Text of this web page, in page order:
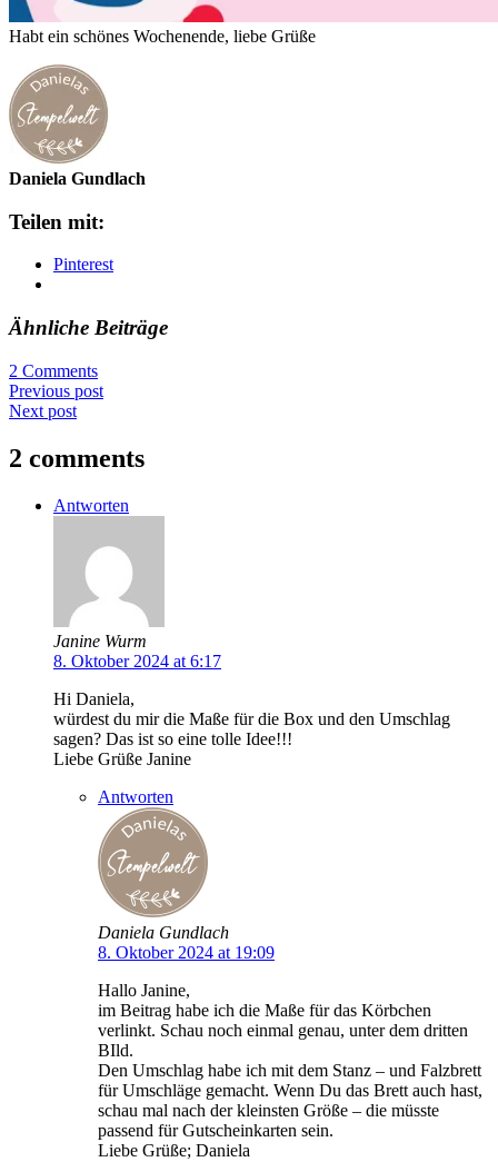
Habt ein schönes Wochenende, liebe Grüße
Daniela Gundlach
Teilen mit:
Pinterest
Ähnliche Beiträge
2 Comments
Previous post
Next post
2 comments
Antworten
Janine Wurm
8. Oktober 2024 at 6:17
Hi Daniela,
würdest du mir die Maße für die Box und den Umschlag
sagen? Das ist so eine tolle Idee!!!
Liebe Grüße Janine
Antworten
Daniela Gundlach
8. Oktober 2024 at 19:09
Hallo Janine,
im Beitrag habe ich die Maße für das Körbchen
verlinkt. Schau noch einmal genau, unter dem dritten
BIld.
Den Umschlag habe ich mit dem Stanz – und Falzbrett
für Umschläge gemacht. Wenn Du das Brett auch hast,
schau mal nach der kleinsten Größe – die müsste
passend für Gutscheinkarten sein.
Liebe Grüße; Daniela